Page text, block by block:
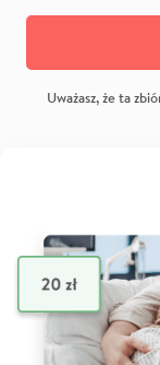
Uważasz, że ta